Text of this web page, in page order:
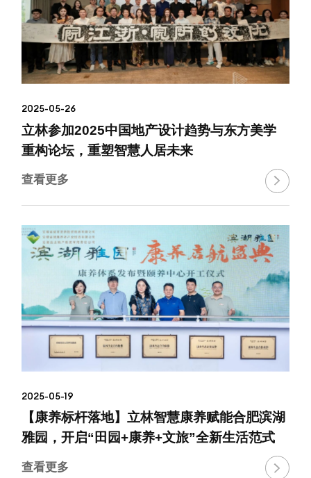
2025-05-26
立林参加2025中国地产设计趋势与东方美学
重构论坛，重塑智慧人居未来
查看更多 
2025-05-19
【康养标杆落地】立林智慧康养赋能合肥滨湖
雅园，开启“田园+康养+文旅”全新生活范式
查看更多 